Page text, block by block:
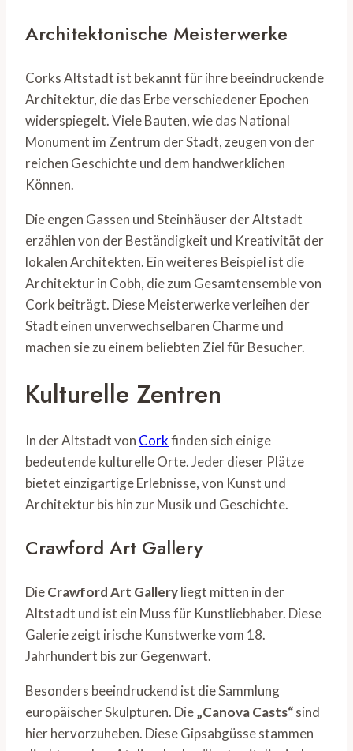
Architektonische Meisterwerke
Corks Altstadt ist bekannt für ihre beeindruckende
Architektur, die das Erbe verschiedener Epochen
widerspiegelt. Viele Bauten, wie das National
Monument im Zentrum der Stadt, zeugen von der
reichen Geschichte und dem handwerklichen
Können.
Die engen Gassen und Steinhäuser der Altstadt
erzählen von der Beständigkeit und Kreativität der
lokalen Architekten. Ein weiteres Beispiel ist die
Architektur in Cobh, die zum Gesamtensemble von
Cork beiträgt. Diese Meisterwerke verleihen der
Stadt einen unverwechselbaren Charme und
machen sie zu einem beliebten Ziel für Besucher.
Kulturelle Zentren
In der Altstadt von Corkfinden sich einige
bedeutende kulturelle Orte. Jeder dieser Plätze
bietet einzigartige Erlebnisse, von Kunst und
Architektur bis hin zur Musik und Geschichte.
Crawford Art Gallery
DieCrawford Art Galleryliegt mitten in der
Altstadt und ist ein Muss für Kunstliebhaber. Diese
Galerie zeigt irische Kunstwerke vom 18.
Jahrhundert bis zur Gegenwart.
Besonders beeindruckend ist die Sammlung
europäischer Skulpturen. Die„Canova Casts“sind
hier hervorzuheben. Diese Gipsabgüsse stammen